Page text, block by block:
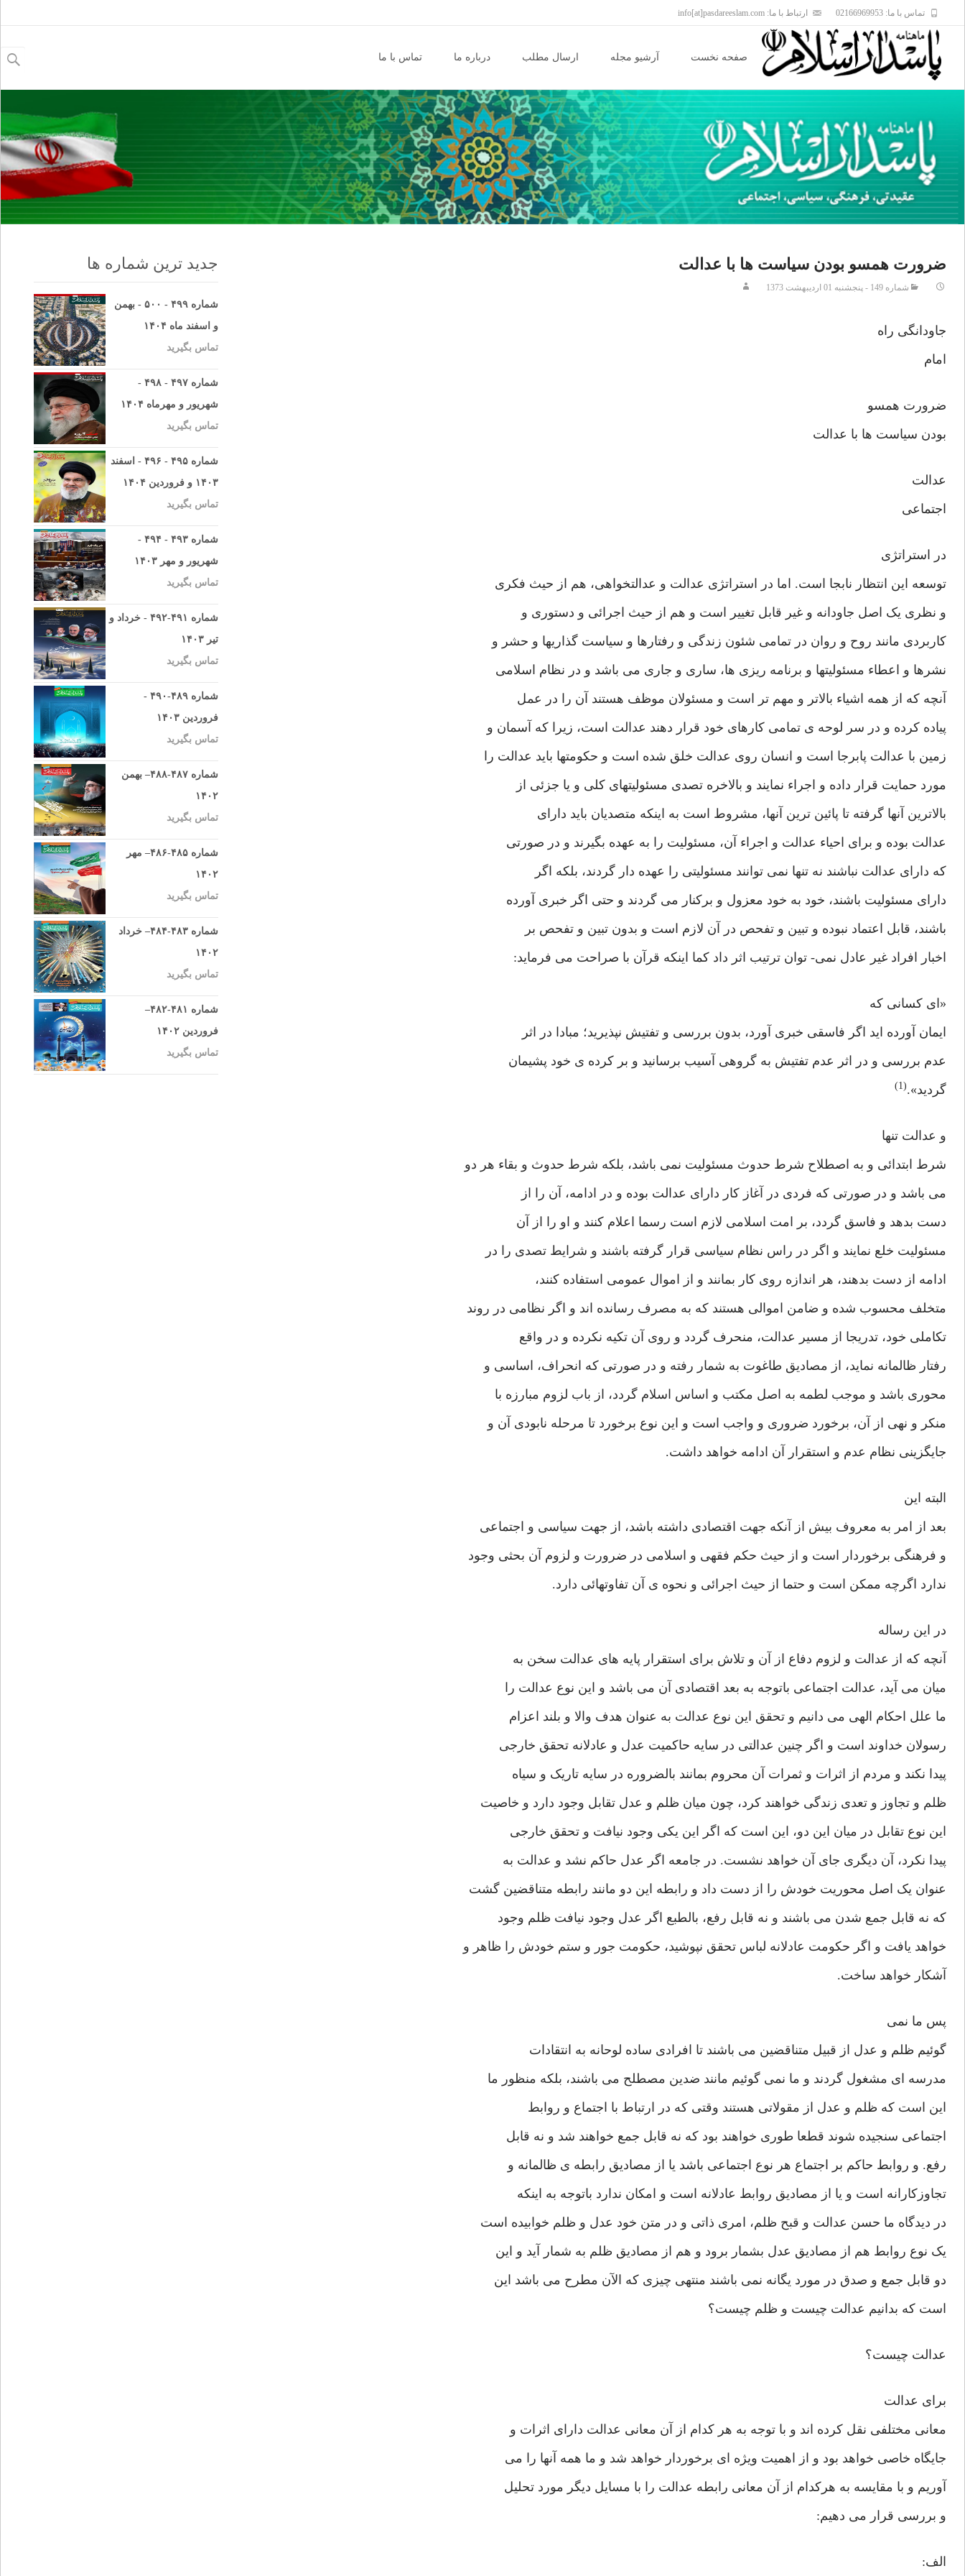
تماس با ما: 02166969953 ارتباط با ما: info[at]pasdareeslam.com
content
صفحه نخست آرشیو مجله ارسال مطلب درباره ما تماس با ما
برای:
ضرورت همسو بودن سیاست ها با عدالت
شماره 149 - پنجشنبه 01 ارديبهشت 1373
جاودانگی راه
امام
ضرورت همسو
بودن سیاست ها با عدالت
عدالت
اجتماعی
در استراتژی
توسعه این انتظار نابجا است. اما در استراتژی عدالت و عدالتخواهی، هم از حیث فکری
و نظری یک اصل جاودانه و غیر قابل تغییر است و هم از حیث اجرائی و دستوری و
کاربردی مانند روح و روان در تمامی شئون زندگی و رفتارها و سیاست گذاریها و حشر و
نشرها و اعطاء مسئولیتها و برنامه ریزی ها، ساری و جاری می باشد و در نظام اسلامی
آنچه که از همه اشیاء بالاتر و مهم تر است و مسئولان موظف هستند آن را در عمل
پیاده کرده و در سر لوحه ی تمامی کارهای خود قرار دهند عدالت است، زیرا که آسمان و
زمین با عدالت پابرجا است و انسان روی عدالت خلق شده است و حکومتها باید عدالت را
مورد حمایت قرار داده و اجراء نمایند و بالاخره تصدی مسئولیتهای کلی و یا جزئی از
بالاترین آنها گرفته تا پائین ترین آنها، مشروط است به اینکه متصدیان باید دارای
عدالت بوده و برای احیاء عدالت و اجراء آن، مسئولیت را به عهده بگیرند و در صورتی
که دارای عدالت نباشند نه تنها نمی توانند مسئولیتی را عهده دار گردند، بلکه اگر
دارای مسئولیت باشند، خود به خود معزول و برکنار می گردند و حتی اگر خبری آورده
باشند، قابل اعتماد نبوده و تبین و تفحص در آن لازم است و بدون تبین و تفحص بر
اخبار افراد غیر عادل نمی- توان ترتیب اثر داد کما اینکه قرآن با صراحت می فرماید:
«ای کسانی که
ایمان آورده اید اگر فاسقی خبری آورد، بدون بررسی و تفتیش نپذیرید؛ مبادا در اثر
عدم بررسی و در اثر عدم تفتیش به گروهی آسیب برسانید و بر کرده ی خود پشیمان
گردید».(1)
و عدالت تنها
شرط ابتدائی و به اصطلاح شرط حدوث مسئولیت نمی باشد، بلکه شرط حدوث و بقاء هر دو
می باشد و در صورتی که فردی در آغاز کار دارای عدالت بوده و در ادامه، آن را از
دست بدهد و فاسق گردد، بر امت اسلامی لازم است رسما اعلام کنند و او را از آن
مسئولیت خلع نمایند و اگر در راس نظام سیاسی قرار گرفته باشند و شرایط تصدی را در
ادامه از دست بدهند، هر اندازه روی کار بمانند و از اموال عمومی استفاده کنند،
متخلف محسوب شده و ضامن اموالی هستند که به مصرف رسانده اند و اگر نظامی در روند
تکاملی خود، تدریجا از مسیر عدالت، منحرف گردد و روی آن تکیه نکرده و در واقع
رفتار ظالمانه نماید، از مصادیق طاغوت به شمار رفته و در صورتی که انحراف، اساسی و
محوری باشد و موجب لطمه به اصل مکتب و اساس اسلام گردد، از باب لزوم مبارزه با
منکر و نهی از آن، برخورد ضروری و واجب است و این نوع برخورد تا مرحله نابودی آن و
جایگزینی نظام عدم و استقرار آن ادامه خواهد داشت.
البته این
بعد از امر به معروف بیش از آنکه جهت اقتصادی داشته باشد، از جهت سیاسی و اجتماعی
و فرهنگی برخوردار است و از حیث حکم فقهی و اسلامی در ضرورت و لزوم آن بحثی وجود
ندارد اگرچه ممکن است و حتما از حیث اجرائی و نحوه ی آن تفاوتهائی دارد.
در این رساله
آنچه که از عدالت و لزوم دفاع از آن و تلاش برای استقرار پایه های عدالت سخن به
میان می آید، عدالت اجتماعی باتوجه به بعد اقتصادی آن می باشد و این نوع عدالت را
ما علل احکام الهی می دانیم و تحقق این نوع عدالت به عنوان هدف والا و بلند اعزام
رسولان خداوند است و اگر چنین عدالتی در سایه حاکمیت عدل و عادلانه تحقق خارجی
پیدا نکند و مردم از اثرات و ثمرات آن محروم بمانند بالضروره در سایه تاریک و سیاه
ظلم و تجاوز و تعدی زندگی خواهند کرد، چون میان ظلم و عدل تقابل وجود دارد و خاصیت
این نوع تقابل در میان این دو، این است که اگر این یکی وجود نیافت و تحقق خارجی
پیدا نکرد، آن دیگری جای آن خواهد نشست. در جامعه اگر عدل حاکم نشد و عدالت به
عنوان یک اصل محوریت خودش را از دست داد و رابطه این دو مانند رابطه متناقضین گشت
که نه قابل جمع شدن می باشند و نه قابل رفع، بالطبع اگر عدل وجود نیافت ظلم وجود
خواهد یافت و اگر حکومت عادلانه لباس تحقق نپوشید، حکومت جور و ستم خودش را ظاهر و
آشکار خواهد ساخت.
پس ما نمی
گوئیم ظلم و عدل از قبیل متناقضین می باشند تا افرادی ساده لوحانه به انتقادات
مدرسه ای مشغول گردند و ما نمی گوئیم مانند ضدین مصطلح می باشند، بلکه منظور ما
این است که ظلم و عدل از مقولاتی هستند وقتی که در ارتباط با اجتماع و روابط
اجتماعی سنجیده شوند قطعا طوری خواهند بود که نه قابل جمع خواهند شد و نه قابل
رفع. و روابط حاکم بر اجتماع هر نوع اجتماعی باشد یا از مصادیق رابطه ی ظالمانه و
تجاوزکارانه است و یا از مصادیق روابط عادلانه است و امکان ندارد باتوجه به اینکه
در دیدگاه ما حسن عدالت و قبح ظلم، امری ذاتی و در متن خود عدل و ظلم خوابیده است
یک نوع روابط هم از مصادیق عدل بشمار برود و هم از مصادیق ظلم به شمار آید و این
دو قابل جمع و صدق در مورد یگانه نمی باشند منتهی چیزی که الآن مطرح می باشد این
است که بدانیم عدالت چیست و ظلم چیست؟
عدالت چیست؟
برای عدالت
معانی مختلفی نقل کرده اند و با توجه به هر کدام از آن معانی عدالت دارای اثرات و
جایگاه خاصی خواهد بود و از اهمیت ویژه ای برخوردار خواهد شد و ما همه آنها را می
آوریم و با مقایسه به هرکدام از آن معانی رابطه عدالت را با مسایل دیگر مورد تحلیل
و بررسی قرار می دهیم:
الف:
جدید ترین شماره ها
شماره ۴۹۹ - ۵۰۰ - بهمن
و اسفند ماه ۱۴۰۴
تماس بگیرید
شماره ۴۹۷ - ۴۹۸ -
شهریور و مهرماه ۱۴۰۴
تماس بگیرید
شماره ۴۹۵ - ۴۹۶ - اسفند
۱۴۰۳ و فروردین ۱۴۰۴
تماس بگیرید
شماره ۴۹۳ - ۴۹۴ -
شهریور و مهر ۱۴۰۳
تماس بگیرید
شماره ۴۹۱-۴۹۲ - خرداد و
تیر ۱۴۰۳
تماس بگیرید
شماره ۴۸۹-۴۹۰ -
فروردین ۱۴۰۳
تماس بگیرید
شماره ۴۸۷-۴۸۸– بهمن
۱۴۰۲
تماس بگیرید
شماره ۴۸۵-۴۸۶– مهر
۱۴۰۲
تماس بگیرید
شماره ۴۸۳-۴۸۴– خرداد
۱۴۰۲
تماس بگیرید
شماره ۴۸۱-۴۸۲–
فروردین ۱۴۰۲
تماس بگیرید